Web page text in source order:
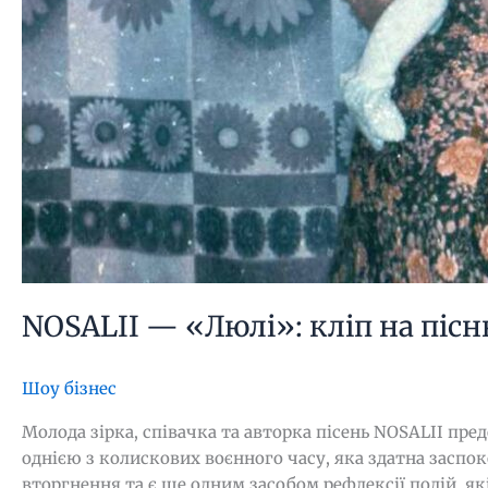
NOSALII — «Люлі»: кліп на
Шоу бізнес
Молода зірка, співачка та авторка пісень NOSALII
однією з колискових воєнного часу, яка здатна
вторгнення та є ще одним засобом рефлексії подій,